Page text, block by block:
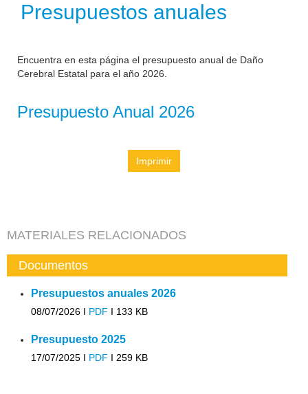
Presupuestos anuales
Encuentra en esta página el presupuesto anual de Daño
Cerebral Estatal para el año 2026.
Presupuesto Anual 2026
Imprimir
MATERIALES RELACIONADOS
Documentos
Presupuestos anuales 2026
08/07/2026 I PDF I 133 KB
Presupuesto 2025
17/07/2025 I PDF I 259 KB